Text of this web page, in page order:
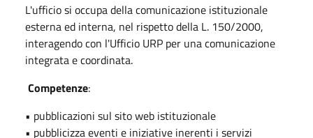
L'ufficio si occupa della comunicazione istituzionale
esterna ed interna, nel rispetto della L. 150/2000,
interagendo con l'Ufficio URP per una comunicazione
integrata e coordinata.
Competenze:
• pubblicazioni sul sito web istituzionale
• pubblicizza eventi e iniziative inerenti i servizi